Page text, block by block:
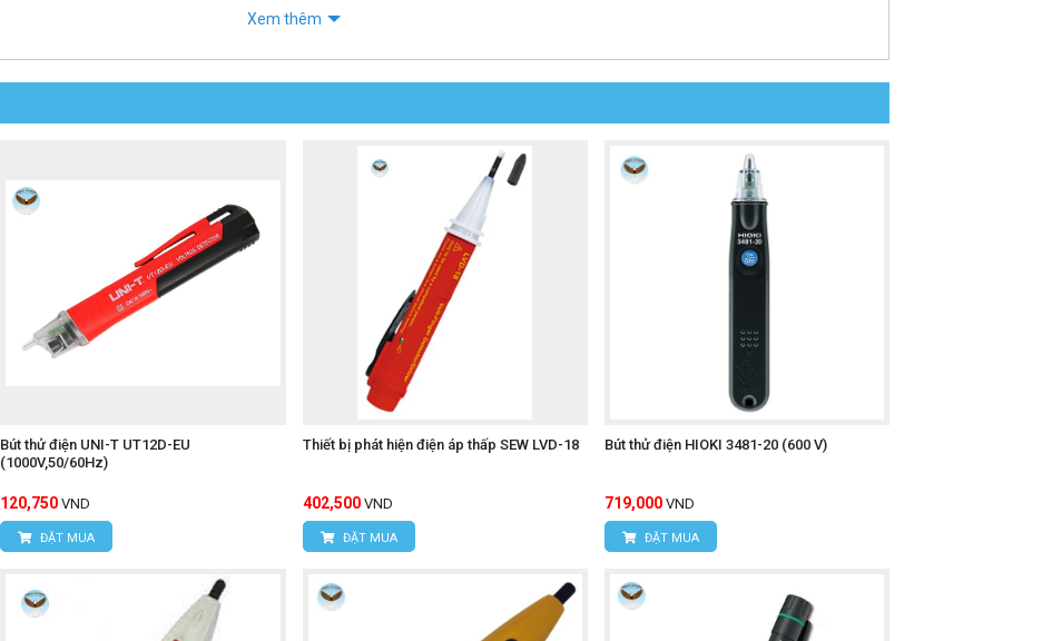
Xem thêm
Bút thử điện UNI-T UT12D-EU
(1000V,50/60Hz)
120,750 VND
ĐẶT MUA
Thiết bị phát hiện điện áp thấp SEW LVD-18
402,500 VND
ĐẶT MUA
Bút thử điện HIOKI 3481-20 (600 V)
719,000 VND
ĐẶT MUA